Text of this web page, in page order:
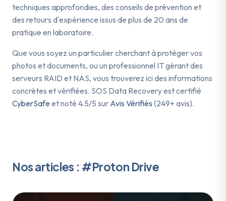
techniques approfondies, des conseils de prévention et
des retours d'expérience issus de plus de 20 ans de
pratique en laboratoire.
Que vous soyez un particulier cherchant à protéger vos
photos et documents, ou un professionnel IT gérant des
serveurs RAID et NAS, vous trouverez ici des informations
concrètes et vérifiées. SOS Data Recovery est certifié
CyberSafe et noté 4.5/5 sur Avis Vérifiés (249+ avis).
Nos articles : #Proton Drive